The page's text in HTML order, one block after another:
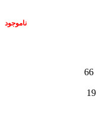
ناموجود